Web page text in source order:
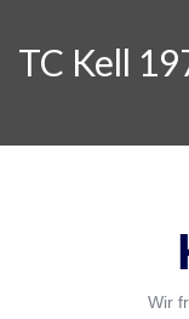
TC Kell
Wir